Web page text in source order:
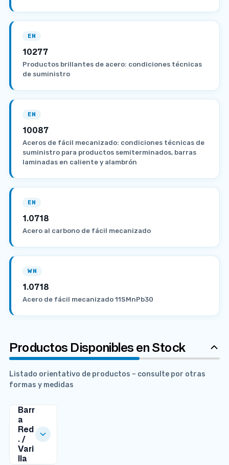
EN
10277
Productos brillantes de acero: condiciones técnicas
de suministro
EN
10087
Aceros de fácil mecanizado: condiciones técnicas de
suministro para productos semiterminados, barras
laminadas en caliente y alambrón
EN
1.0718
Acero al carbono de fácil mecanizado
WN
1.0718
Acero de fácil mecanizado 11SMnPb30
Productos Disponibles en Stock
Listado orientativo de productos – consulte por otras
formas y medidas
Barr
a
Red
. /
Vari
lla